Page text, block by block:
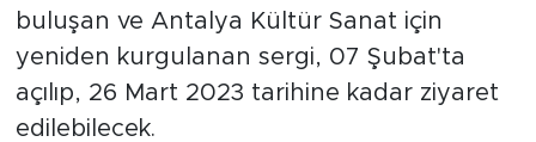
buluşan ve Antalya Kültür Sanat için
yeniden kurgulanan sergi, 07 Şubat'ta
açılıp, 26 Mart 2023 tarihine kadar ziyaret
edilebilecek.